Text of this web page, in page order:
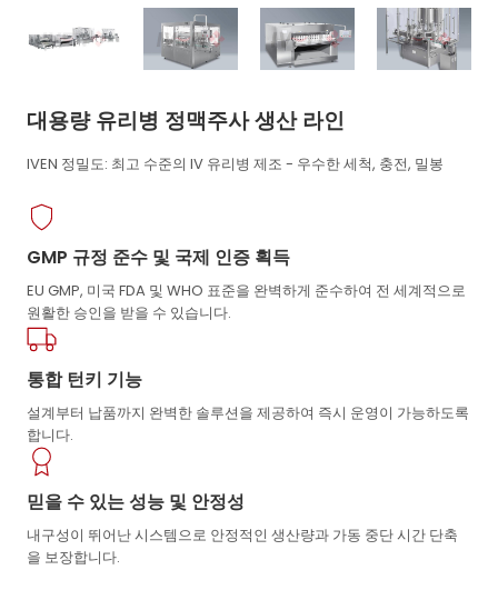
대용량 유리병 정맥주사 생산 라인
IVEN 정밀도: 최고 수준의 IV 유리병 제조 - 우수한 세척, 충전, 밀봉
GMP 규정 준수 및 국제 인증 획득
EU GMP, 미국 FDA 및 WHO 표준을 완벽하게 준수하여 전 세계적으로
원활한 승인을 받을 수 있습니다.
통합 턴키 기능
설계부터 납품까지 완벽한 솔루션을 제공하여 즉시 운영이 가능하도록
합니다.
믿을 수 있는 성능 및 안정성
내구성이 뛰어난 시스템으로 안정적인 생산량과 가동 중단 시간 단축
을 보장합니다.